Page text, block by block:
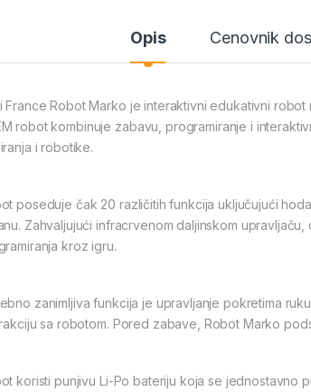
Opis Cenovnik
France Robot Marko je interaktivni edukativni
robot kombinuje zabavu, programiranje i
i robotike.
poseduje čak 20 različitih funkcija uključujući
Zahvaljujući infracrvenom daljinskom
kroz igru.
zanimljiva funkcija je upravljanje pokretima
sa robotom. Pored zabave, Robot Marko
koristi punjivu Li-Po bateriju koja se jednostavno